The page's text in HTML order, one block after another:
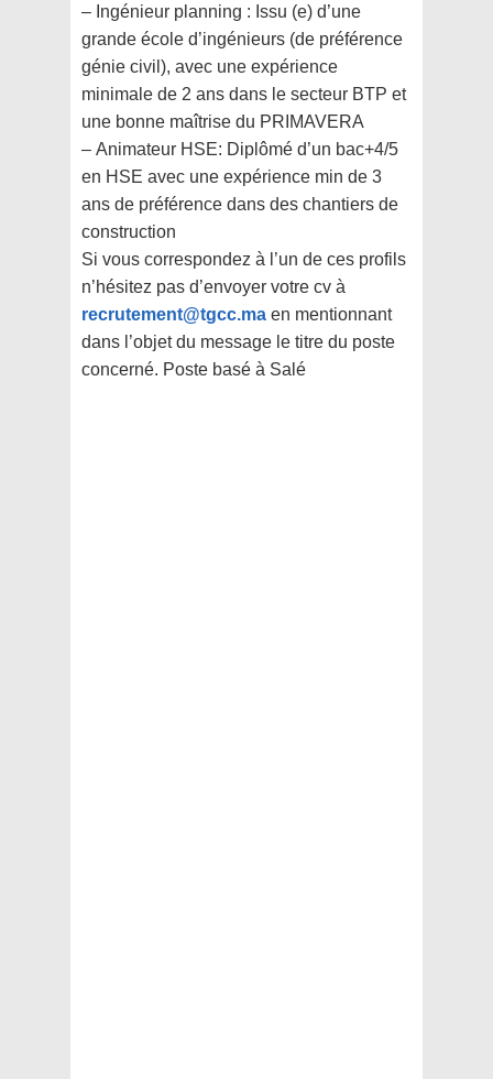
– Ingénieur planning : Issu (e) d’une
grande école d’ingénieurs (de préférence
génie civil), avec une expérience
minimale de 2 ans dans le secteur BTP et
une bonne maîtrise du PRIMAVERA
– Animateur HSE: Diplômé d’un bac+4/5
en HSE avec une expérience min de 3
ans de préférence dans des chantiers de
construction
Si vous correspondez à l’un de ces profils
n’hésitez pas d’envoyer votre cv à
recrutement@tgcc.ma en mentionnant
dans l’objet du message le titre du poste
concerné. Poste basé à Salé